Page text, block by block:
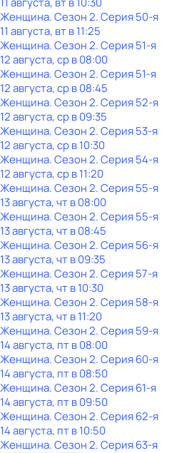
Женщина. Сезон 2. Серия 50-я
11 августа, вт в 11:25
Женщина. Сезон 2. Серия 51-я
12 августа, ср в 08:00
Женщина. Сезон 2. Серия 51-я
12 августа, ср в 08:45
Женщина. Сезон 2. Серия 52-я
12 августа, ср в 09:35
Женщина. Сезон 2. Серия 53-я
12 августа, ср в 10:30
Женщина. Сезон 2. Серия 54-я
12 августа, ср в 11:20
Женщина. Сезон 2. Серия 55-я
13 августа, чт в 08:00
Женщина. Сезон 2. Серия 55-я
13 августа, чт в 08:45
Женщина. Сезон 2. Серия 56-я
13 августа, чт в 09:35
Женщина. Сезон 2. Серия 57-я
13 августа, чт в 10:30
Женщина. Сезон 2. Серия 58-я
13 августа, чт в 11:20
Женщина. Сезон 2. Серия 59-я
14 августа, пт в 08:00
Женщина. Сезон 2. Серия 60-я
14 августа, пт в 08:50
Женщина. Сезон 2. Серия 61-я
14 августа, пт в 09:50
Женщина. Сезон 2. Серия 62-я
14 августа, пт в 10:50
Женщина. Сезон 2. Серия 63-я